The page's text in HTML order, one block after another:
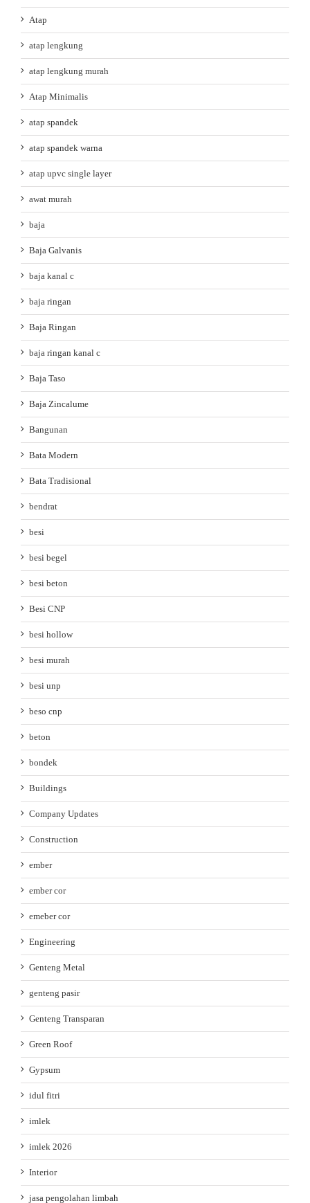
Atap
atap lengkung
atap lengkung murah
Atap Minimalis
atap spandek
atap spandek warna
atap upvc single layer
awat murah
baja
Baja Galvanis
baja kanal c
baja ringan
Baja Ringan
baja ringan kanal c
Baja Taso
Baja Zincalume
Bangunan
Bata Modern
Bata Tradisional
bendrat
besi
besi begel
besi beton
Besi CNP
besi hollow
besi murah
besi unp
beso cnp
beton
bondek
Buildings
Company Updates
Construction
ember
ember cor
emeber cor
Engineering
Genteng Metal
genteng pasir
Genteng Transparan
Green Roof
Gypsum
idul fitri
imlek
imlek 2026
Interior
jasa pengolahan limbah